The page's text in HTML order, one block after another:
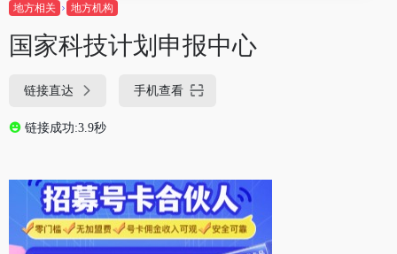
地方相关 地方机构
国家科技计划申报中心
链接直达 手机查看
链接成功:3.9秒